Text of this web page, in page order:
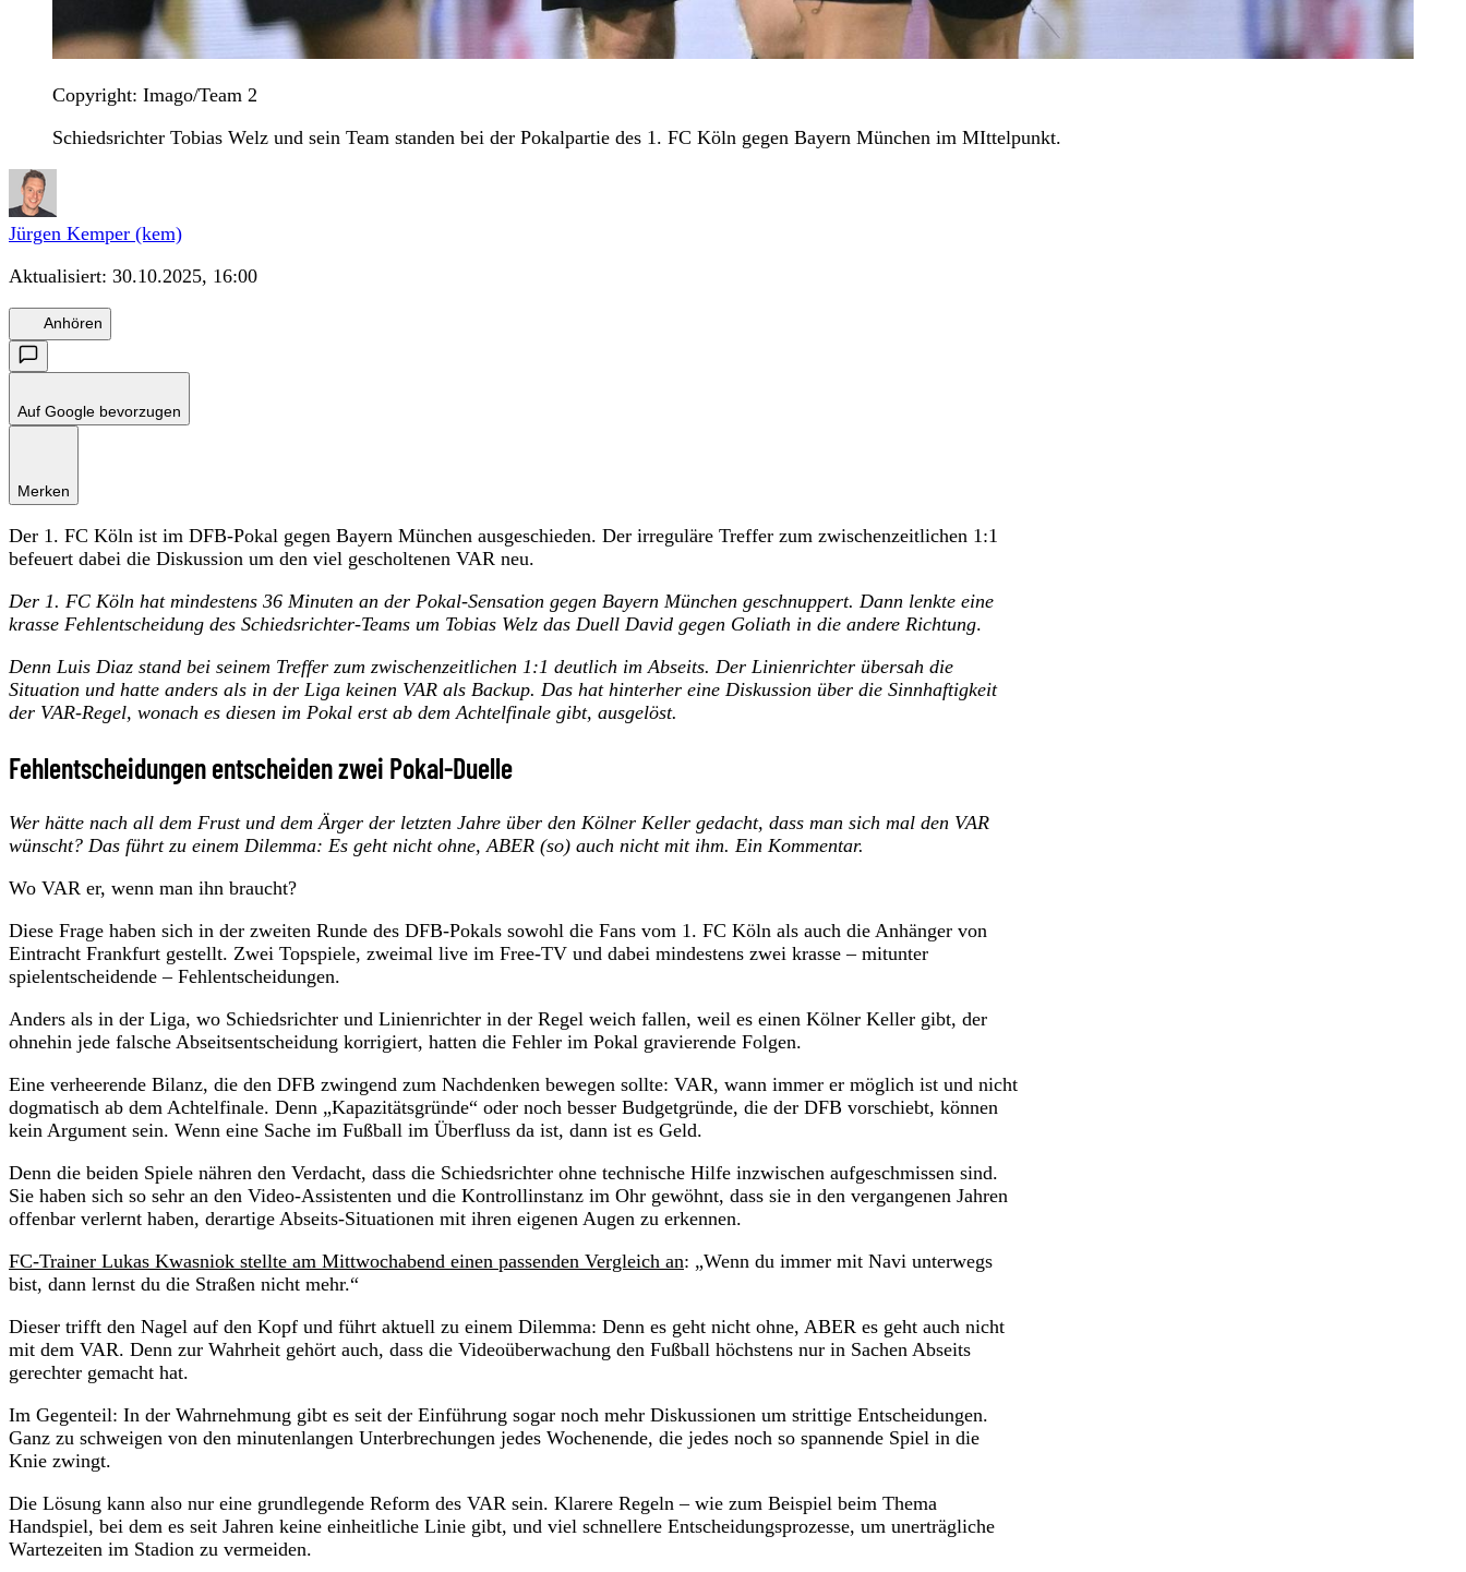
Copyright: Imago/Team 2
Schiedsrichter Tobias Welz und sein Team standen bei der Pokalpartie des 1. FC Köln gegen Bayern München im MIttelpunkt.
Jürgen Kemper (kem)
Aktualisiert: 30.10.2025, 16:00
Anhören
Auf Google bevorzugen
Merken
Der 1. FC Köln ist im DFB-Pokal gegen Bayern München ausgeschieden. Der irreguläre Treffer zum zwischenzeitlichen 1:1
befeuert dabei die Diskussion um den viel gescholtenen VAR neu.
Der 1. FC Köln hat mindestens 36 Minuten an der Pokal-Sensation gegen Bayern München geschnuppert. Dann lenkte eine
krasse Fehlentscheidung des Schiedsrichter-Teams um Tobias Welz das Duell David gegen Goliath in die andere Richtung.
Denn Luis Diaz stand bei seinem Treffer zum zwischenzeitlichen 1:1 deutlich im Abseits. Der Linienrichter übersah die
Situation und hatte anders als in der Liga keinen VAR als Backup. Das hat hinterher eine Diskussion über die Sinnhaftigkeit
der VAR-Regel, wonach es diesen im Pokal erst ab dem Achtelfinale gibt, ausgelöst.
Fehlentscheidungen entscheiden zwei Pokal-Duelle
Wer hätte nach all dem Frust und dem Ärger der letzten Jahre über den Kölner Keller gedacht, dass man sich mal den VAR
wünscht? Das führt zu einem Dilemma: Es geht nicht ohne, ABER (so) auch nicht mit ihm. Ein Kommentar.
Wo VAR er, wenn man ihn braucht?
Diese Frage haben sich in der zweiten Runde des DFB-Pokals sowohl die Fans vom 1. FC Köln als auch die Anhänger von
Eintracht Frankfurt gestellt. Zwei Topspiele, zweimal live im Free-TV und dabei mindestens zwei krasse – mitunter
spielentscheidende – Fehlentscheidungen.
Anders als in der Liga, wo Schiedsrichter und Linienrichter in der Regel weich fallen, weil es einen Kölner Keller gibt, der
ohnehin jede falsche Abseitsentscheidung korrigiert, hatten die Fehler im Pokal gravierende Folgen.
Eine verheerende Bilanz, die den DFB zwingend zum Nachdenken bewegen sollte: VAR, wann immer er möglich ist und nicht
dogmatisch ab dem Achtelfinale. Denn „Kapazitätsgründe“ oder noch besser Budgetgründe, die der DFB vorschiebt, können
kein Argument sein. Wenn eine Sache im Fußball im Überfluss da ist, dann ist es Geld.
Denn die beiden Spiele nähren den Verdacht, dass die Schiedsrichter ohne technische Hilfe inzwischen aufgeschmissen sind.
Sie haben sich so sehr an den Video-Assistenten und die Kontrollinstanz im Ohr gewöhnt, dass sie in den vergangenen Jahren
offenbar verlernt haben, derartige Abseits-Situationen mit ihren eigenen Augen zu erkennen.
FC-Trainer Lukas Kwasniok stellte am Mittwochabend einen passenden Vergleich an: „Wenn du immer mit Navi unterwegs
bist, dann lernst du die Straßen nicht mehr.“
Dieser trifft den Nagel auf den Kopf und führt aktuell zu einem Dilemma: Denn es geht nicht ohne, ABER es geht auch nicht
mit dem VAR. Denn zur Wahrheit gehört auch, dass die Videoüberwachung den Fußball höchstens nur in Sachen Abseits
gerechter gemacht hat.
Im Gegenteil: In der Wahrnehmung gibt es seit der Einführung sogar noch mehr Diskussionen um strittige Entscheidungen.
Ganz zu schweigen von den minutenlangen Unterbrechungen jedes Wochenende, die jedes noch so spannende Spiel in die
Knie zwingt.
Die Lösung kann also nur eine grundlegende Reform des VAR sein. Klarere Regeln – wie zum Beispiel beim Thema
Handspiel, bei dem es seit Jahren keine einheitliche Linie gibt, und viel schnellere Entscheidungsprozesse, um unerträgliche
Wartezeiten im Stadion zu vermeiden.